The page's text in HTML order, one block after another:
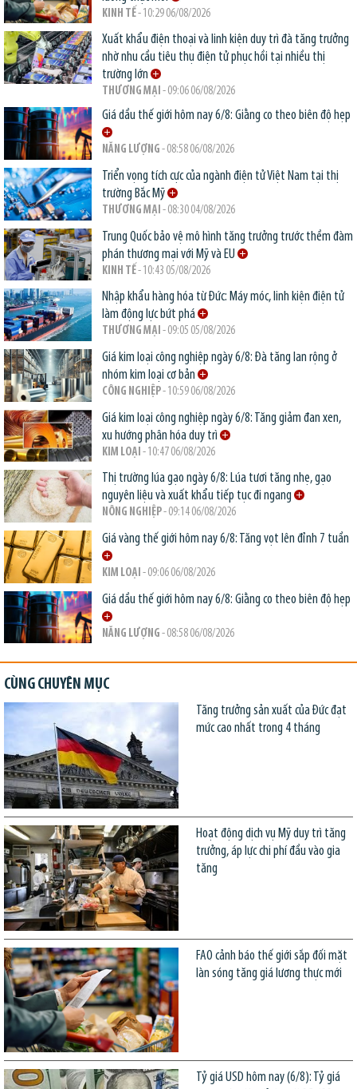
KINH TẾ- 10:29 06/08/2026
Xuất khẩu điện thoại và linh kiện duy trì đà tăng trưởng
nhờ nhu cầu tiêu thụ điện tử phục hồi tại nhiều thị
trường lớn
THƯƠNG MẠI - 09:06 06/08/2026
Giá dầu thế giới hôm nay 6/8: Giằng co theo biên độ hẹp
NĂNG LƯỢNG - 08:58 06/08/2026
Triển vọng tích cực của ngành điện tử Việt Nam tại thị
trường Bắc Mỹ
THƯƠNG MẠI - 08:30 04/08/2026
Trung Quốc bảo vệ mô hình tăng trưởng trước thềm đàm
phán thương mại với Mỹ và EU
KINH TẾ- 10:43 05/08/2026
Nhập khẩu hàng hóa từ Đức: Máy móc, linh kiện điện tử
làm động lực bứt phá
THƯƠNG MẠI - 09:05 05/08/2026
Giá kim loại công nghiệp ngày 6/8: Đà tăng lan rộng ở
nhóm kim loại cơ bản
CÔNG NGHIỆP- 10:59 06/08/2026
Giá kim loại công nghiệp ngày 6/8: Tăng giảm đan xen,
xu hướng phân hóa duy trì
KIM LOẠI - 10:47 06/08/2026
Thị trường lúa gạo ngày 6/8: Lúa tươi tăng nhẹ, gạo
nguyên liệu và xuất khẩu tiếp tục đi ngang
NÔNG NGHIỆP- 09:14 06/08/2026
Giá vàng thế giới hôm nay 6/8: Tăng vọt lên đỉnh 7 tuần
KIM LOẠI - 09:06 06/08/2026
Giá dầu thế giới hôm nay 6/8: Giằng co theo biên độ hẹp
NĂNG LƯỢNG - 08:58 06/08/2026
CÙNG CHUYÊN MỤC
Tăng trưởng sản xuất của Đức đạt
mức cao nhất trong 4 tháng
Hoạt động dịch vụ Mỹ duy trì tăng
trưởng, áp lực chi phí đầu vào gia
tăng
FAO cảnh báo thế giới sắp đối mặt
làn sóng tăng giá lương thực mới
Tỷ giá USD hôm nay (6/8): Tỷ giá